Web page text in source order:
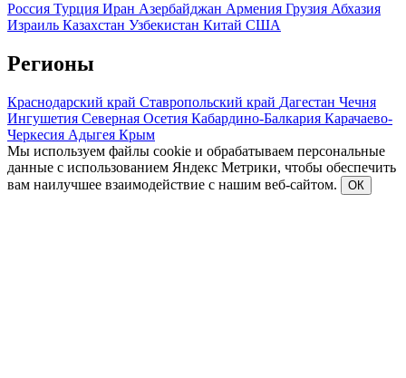
Россия Турция Иран Азербайджан Армения Грузия Абхазия
Израиль Казахстан Узбекистан Китай США
Регионы
Краснодарский край Ставропольский край Дагестан Чечня
Ингушетия Северная Осетия Кабардино-Балкария Карачаево-
Черкесия Адыгея Крым
Мы используем файлы cookie и обрабатываем персональные
данные с использованием Яндекс Метрики, чтобы обеспечить
вам наилучшее взаимодействие с нашим веб-сайтом.
ОК